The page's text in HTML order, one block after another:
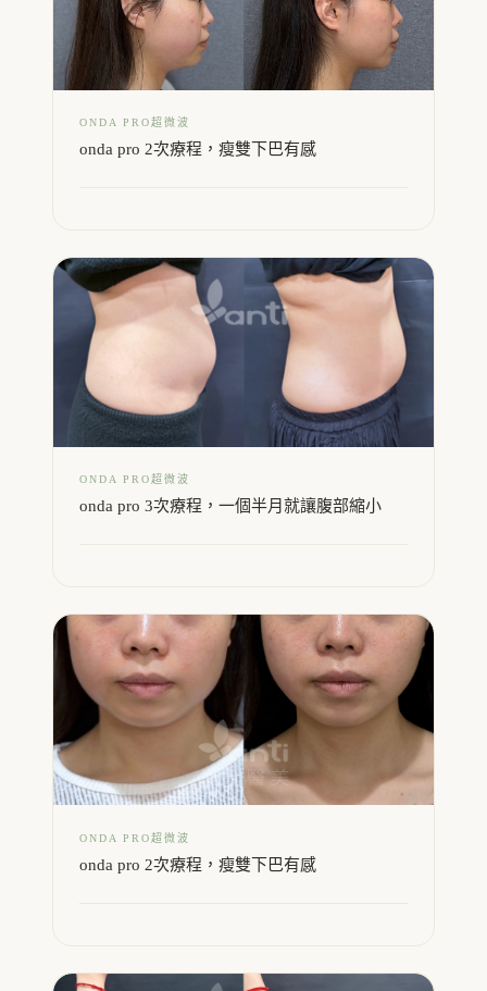
ONDA PRO超微波
onda pro 2次療程，瘦雙下巴有感
ONDA PRO超微波
onda pro 3次療程，一個半月就讓腹部縮小
ONDA PRO超微波
onda pro 2次療程，瘦雙下巴有感